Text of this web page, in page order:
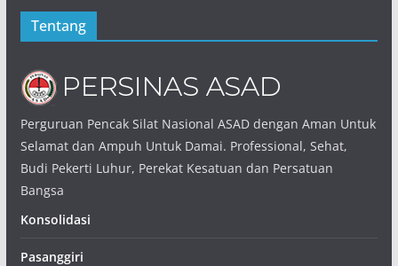
Tentang
Perguruan Pencak Silat Nasional ASAD dengan Aman Untuk
Selamat dan Ampuh Untuk Damai. Professional, Sehat,
Budi Pekerti Luhur, Perekat Kesatuan dan Persatuan
Bangsa
Konsolidasi
Pasanggiri